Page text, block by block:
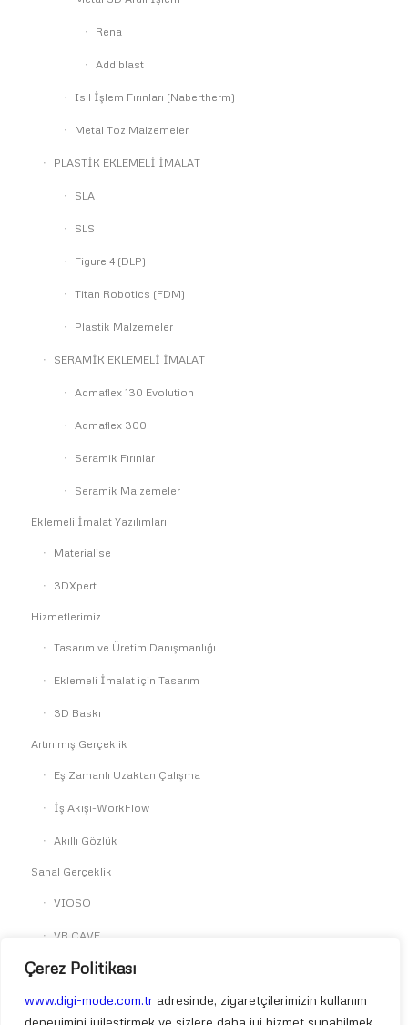
Çerez Politikası
www.digi-mode.com.tr adresinde, ziyaretçilerimizin kullanım
deneyimini iyileştirmek ve sizlere daha iyi hizmet sunabilmek
Rena
Addiblast
Isıl İşlem Fırınları (Nabertherm)
Metal Toz Malzemeler
PLASTİK EKLEMELİ İMALAT
SLA
SLS
Figure 4 (DLP)
Titan Robotics (FDM)
Plastik Malzemeler
SERAMİK EKLEMELİ İMALAT
Admaflex 130 Evolution
Admaflex 300
Seramik Fırınlar
Seramik Malzemeler
Eklemeli İmalat Yazılımları
Materialise
3DXpert
Hizmetlerimiz
Tasarım ve Üretim Danışmanlığı
Eklemeli İmalat için Tasarım
3D Baskı
Artırılmış Gerçeklik
Eş Zamanlı Uzaktan Çalışma
İş Akışı-WorkFlow
Akıllı Gözlük
Sanal Gerçeklik
VIOSO
VR CAVE
SkyReal
Simülasyon